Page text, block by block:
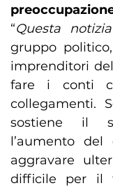
“Questa
gruppo
imprenditori
fare i conti
collegamenti.
sostiene il
l’aumento
aggravare
difficile per il